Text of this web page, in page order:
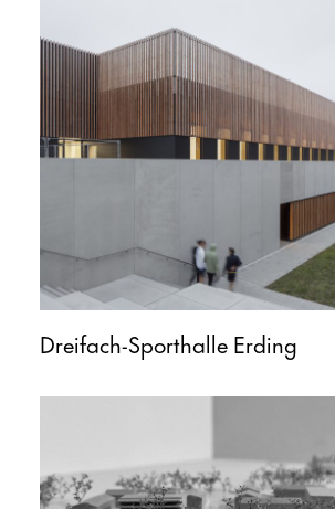
Dreifach-Sporthalle Erding